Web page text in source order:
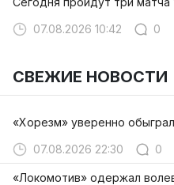
07.08.2026 10:42 0
СВЕЖИЕ НОВОСТИ
«Хорезм» уверенно
07.08.2026 22:30 0
«Локомотив» одержал